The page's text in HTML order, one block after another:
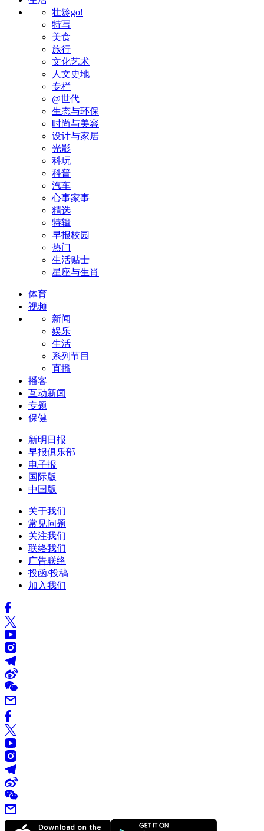
壮龄go!
特写
美食
旅行
文化艺术
人文史地
专栏
@世代
生态与环保
时尚与美容
设计与家居
光影
科玩
科普
汽车
心事家事
精选
特辑
早报校园
热门
生活贴士
星座与生肖
体育
视频
新闻
娱乐
生活
系列节目
直播
播客
互动新闻
专题
保健
新明日报
早报俱乐部
电子报
国际版
中国版
关于我们
常见问题
关注我们
联络我们
广告联络
投函/投稿
加入我们